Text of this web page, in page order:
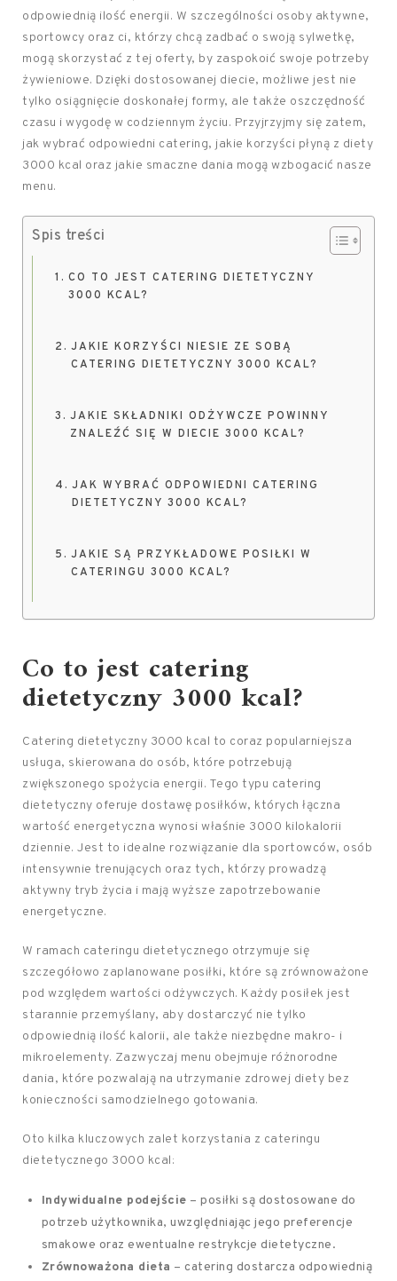
odpowiednią ilość energii. W szczególności osoby aktywne,
sportowcy oraz ci, którzy chcą zadbać o swoją sylwetkę,
mogą skorzystać z tej oferty, by zaspokoić swoje potrzeby
żywieniowe. Dzięki dostosowanej diecie, możliwe jest nie
tylko osiągnięcie doskonałej formy, ale także oszczędność
czasu i wygodę w codziennym życiu. Przyjrzyjmy się zatem,
jak wybrać odpowiedni catering, jakie korzyści płyną z diety
3000 kcal oraz jakie smaczne dania mogą wzbogacić nasze
menu.
Spis treści
CO TO JEST CATERING DIETETYCZNY
3000 KCAL?
JAKIE KORZYŚCI NIESIE ZE SOBĄ
CATERING DIETETYCZNY 3000 KCAL?
JAKIE SKŁADNIKI ODŻYWCZE POWINNY
ZNALEŹĆ SIĘ W DIECIE 3000 KCAL?
JAK WYBRAĆ ODPOWIEDNI CATERING
DIETETYCZNY 3000 KCAL?
JAKIE SĄ PRZYKŁADOWE POSIŁKI W
CATERINGU 3000 KCAL?
Co to jest catering
dietetyczny 3000 kcal?
Catering dietetyczny 3000 kcal to coraz popularniejsza
usługa, skierowana do osób, które potrzebują
zwiększonego spożycia energii. Tego typu catering
dietetyczny oferuje dostawę posiłków, których łączna
wartość energetyczna wynosi właśnie 3000 kilokalorii
dziennie. Jest to idealne rozwiązanie dla sportowców, osób
intensywnie trenujących oraz tych, którzy prowadzą
aktywny tryb życia i mają wyższe zapotrzebowanie
energetyczne.
W ramach cateringu dietetycznego otrzymuje się
szczegółowo zaplanowane posiłki, które są zrównoważone
pod względem wartości odżywczych. Każdy posiłek jest
starannie przemyślany, aby dostarczyć nie tylko
odpowiednią ilość kalorii, ale także niezbędne makro- i
mikroelementy. Zazwyczaj menu obejmuje różnorodne
dania, które pozwalają na utrzymanie zdrowej diety bez
konieczności samodzielnego gotowania.
Oto kilka kluczowych zalet korzystania z cateringu
dietetycznego 3000 kcal:
Indywidualne podejście – posiłki są dostosowane do
potrzeb użytkownika, uwzględniając jego preferencje
smakowe oraz ewentualne restrykcje dietetyczne.
Zrównoważona dieta – catering dostarcza odpowiednią